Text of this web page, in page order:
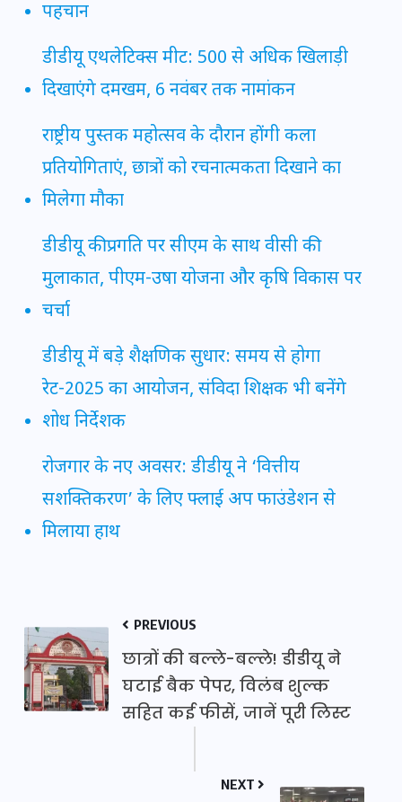
पहचान
डीडीयू एथलेटिक्स मीट: 500 से अधिक खिलाड़ी
दिखाएंगे दमखम, 6 नवंबर तक नामांकन
राष्ट्रीय पुस्तक महोत्सव के दौरान होंगी कला
प्रतियोगिताएं, छात्रों को रचनात्मकता दिखाने का
मिलेगा मौका
डीडीयू की प्रगति पर सीएम के साथ वीसी की
मुलाकात, पीएम-उषा योजना और कृषि विकास पर
चर्चा
डीडीयू में बड़े शैक्षणिक सुधार: समय से होगा
रेट-2025 का आयोजन, संविदा शिक्षक भी बनेंगे
शोध निर्देशक
रोजगार के नए अवसर: डीडीयू ने ‘वित्तीय
सशक्तिकरण’ के लिए फ्लाई अप फाउंडेशन से
मिलाया हाथ
PREVIOUS
छात्रों की बल्ले-बल्ले! डीडीयू ने
घटाई बैक पेपर, विलंब शुल्क
सहित कई फीसें, जानें पूरी लिस्ट
NEXT